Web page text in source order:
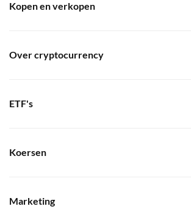
Kopen en verkopen
Over cryptocurrency
ETF's
Koersen
Marketing